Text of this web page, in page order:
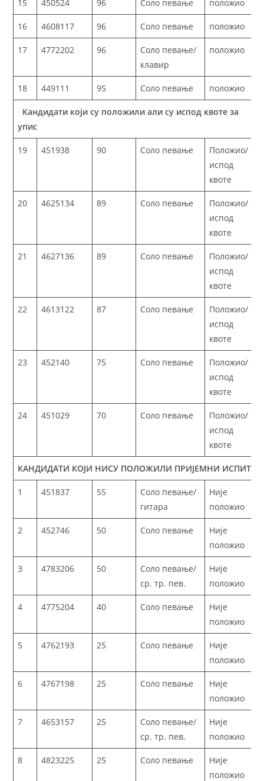
15 450524 96 Соло певање положио
16 4608117 96 Соло певање положио
17 4772202 96
Соло певање/
клавир
положио
18 449111 95 Соло певање положио
Кандидати који су положили али су испод квоте за
упис
19 451938 90 Соло певање
Положио/
испод
квоте
20 4625134 89 Соло певање
Положио/
испод
квоте
21 4627136 89 Соло певање
Положио/
испод
квоте
22 4613122 87 Соло певање
Положио/
испод
квоте
23 452140 75 Соло певање
Положио/
испод
квоте
24 451029 70 Соло певање
Положио/
испод
квоте
КАНДИДАТИ КОЈИ НИСУ ПОЛОЖИЛИ ПРИЈЕМНИ ИСПИТ
1 451837 55
Соло певање/
гитара
Није
положио
2 452746 50 Соло певање
Није
положио
3 4783206 50
Соло певање/
ср. тр. пев.
Није
положио
4 4775204 40 Соло певање
Није
положио
5 4762193 25 Соло певање
Није
положио
6 4767198 25 Соло певање
Није
положио
7 4653157 25
Соло певање/
ср. тр. пев.
Није
положио
8 4823225 25 Соло певање
Није
положио